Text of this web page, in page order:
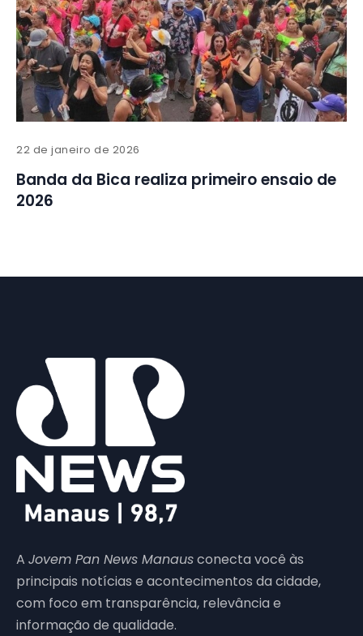
22 de janeiro de 2026
Banda da Bica realiza primeiro ensaio de
2026
A Jovem Pan News Manausconecta você às
principais notícias e acontecimentos da cidade,
com foco em transparência, relevância e
informação de qualidade.